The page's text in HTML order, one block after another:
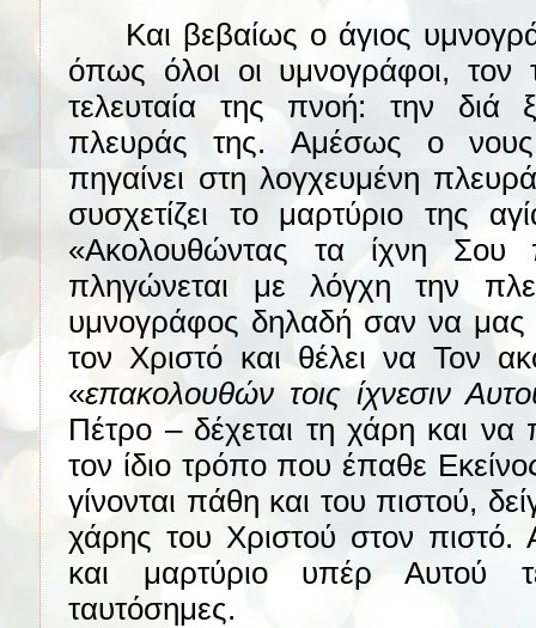
Και βεβαίως ο άγιος
όπως όλοι οι υμνογράφοι,
τελευταία της πνοή: την διά
πλευράς της. Αμέσως ο
πηγαίνει στη λογχευμένη
συσχετίζει το μαρτύριο της
«Ακολουθώντας τα ίχνη
πληγώνεται με λόγχη την
υμνογράφος δηλαδή σαν να μας
τον Χριστό και θέλει να Τον
«επακολουθών τοις ίχνεσιν
Πέτρο – δέχεται τη χάρη και να
τον ίδιο τρόπο που έπαθε
γίνονται πάθη και του πιστού,
χάρης του Χριστού στον πιστό.
και μαρτύριο υπέρ Αυτού
ταυτόσημες.